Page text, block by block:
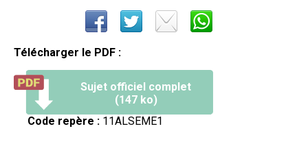
Télécharger le PDF :
Sujet officiel complet
(147 ko)
Code repère : 11ALSEME1